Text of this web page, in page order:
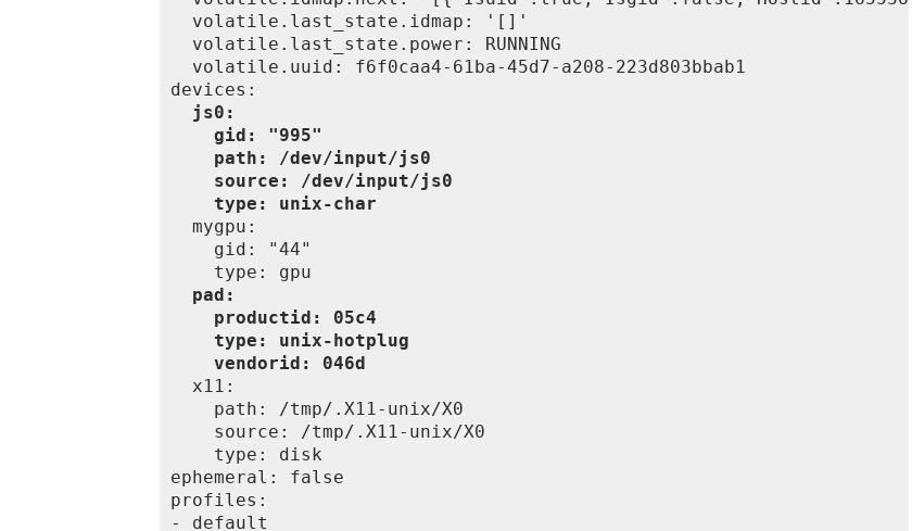
  volatile.last_state.idmap: '[]'
  volatile.last_state.power: RUNNING
  volatile.uuid: f6f0caa4-61ba-45d7-a208-223d803bbab1
devices:
js0:
gid: "995"
path: /dev/input/js0
source: /dev/input/js0
type: unix-char
  mygpu:
    gid: "44"
    type: gpu
pad:
productid: 05c4
type: unix-hotplug
vendorid: 046d
  x11:
    path: /tmp/.X11-unix/X0
    source: /tmp/.X11-unix/X0
    type: disk
ephemeral: false
profiles:
- default